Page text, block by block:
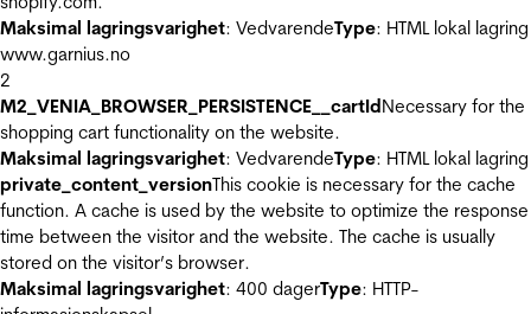
Maksimal lagringsvarighet: VedvarendeType: HTML lokal lagring
www.garnius.no
2
M2_VENIA_BROWSER_PERSISTENCE__cartIdNecessary for the
shopping cart functionality on the website.
Maksimal lagringsvarighet: VedvarendeType: HTML lokal lagring
private_content_versionThis cookie is necessary for the cache
function. A cache is used by the website to optimize the response
time between the visitor and the website. The cache is usually
stored on the visitor’s browser.
Maksimal lagringsvarighet: 400 dagerType: HTTP-